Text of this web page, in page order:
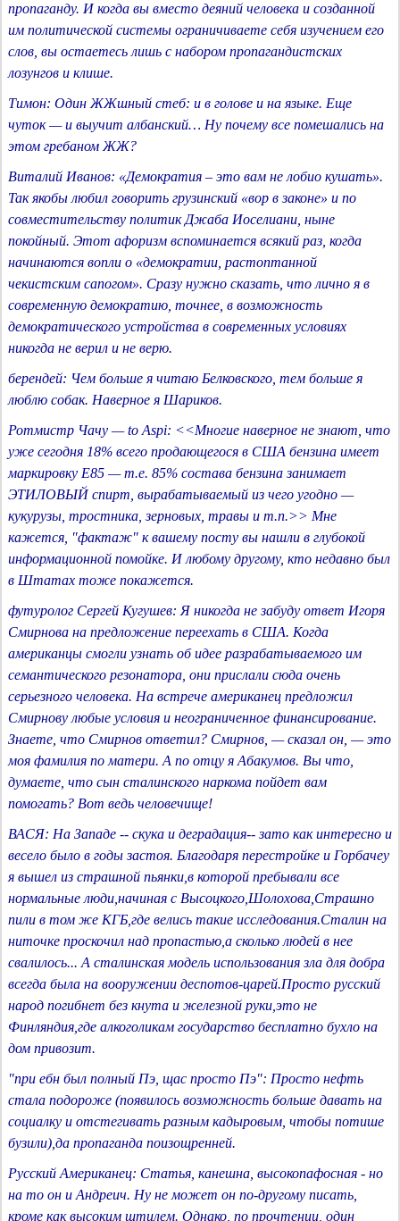
пропаганду. И когда вы вместо деяний человека и созданной
им политической системы ограничиваете себя изучением его
слов, вы остаетесь лишь с набором пропагандистских
лозунгов и клише.
Тимон: Один ЖЖшный стеб: и в голове и на языке. Еще
чуток — и выучит албанский… Ну почему все помешались на
этом гребаном ЖЖ?
Виталий Иванов: «Демократия – это вам не лобио кушать».
Так якобы любил говорить грузинский «вор в законе» и по
совместительству политик Джаба Иоселиани, ныне
покойный. Этот афоризм вспоминается всякий раз, когда
начинаются вопли о «демократии, растоптанной
чекистским сапогом». Сразу нужно сказать, что лично я в
современную демократию, точнее, в возможность
демократического устройства в современных условиях
никогда не верил и не верю.
берендей: Чем больше я читаю Белковского, тем больше я
люблю собак. Наверное я Шариков.
Ротмистр Чачу — to Aspi: <<Многие наверное не знают, что
уже сегодня 18% всего продающегося в США бензина имеет
маркировку Е85 — т.е. 85% состава бензина занимает
ЭТИЛОВЫЙ спирт, вырабатываемый из чего угодно —
кукурузы, тростника, зерновых, травы и т.п.>> Мне
кажется, "фактаж" к вашему посту вы нашли в глубокой
информационной помойке. И любому другому, кто недавно был
в Штатах тоже покажется.
футуролог Сергей Кугушев: Я никогда не забуду ответ Игоря
Смирнова на предложение переехать в США. Когда
американцы смогли узнать об идее разрабатываемого им
семантического резонатора, они прислали сюда очень
серьезного человека. На встрече американец предложил
Смирнову любые условия и неограниченное финансирование.
Знаете, что Смирнов ответил? Смирнов, — сказал он, — это
моя фамилия по матери. А по отцу я Абакумов. Вы что,
думаете, что сын сталинского наркома пойдет вам
помогать? Вот ведь человечище!
ВАСЯ: На Западе -- скука и деградация-- зато как интересно и
весело было в годы застоя. Благодаря перестройке и Горбачеу
я вышел из страшной пьянки,в которой пребывали все
нормальные люди,начиная с Высоцкого,Шолохова,Страшно
пили в том же КГБ,где велись такие исследования.Сталин на
ниточке проскочил над пропастью,а сколько людей в нее
свалилось... А сталинская модель использования зла для добра
всегда была на вооружении деспотов-царей.Просто русский
народ погибнет без кнута и железной руки,это не
Финляндия,где алкоголикам государство бесплатно бухло на
дом привозит.
"при ебн был полный Пэ, щас просто Пэ": Просто нефть
стала подороже (появилось возможность больше давать на
социалку и отстегивать разным кадыровым, чтобы потише
бузили),да пропаганда поизощренней.
Русский Американец: Статья, канешна, высокопафосная - но
на то он и Андреич. Ну не может он по-другому писать,
кроме как высоким штилем. Однако, по прочтении, один